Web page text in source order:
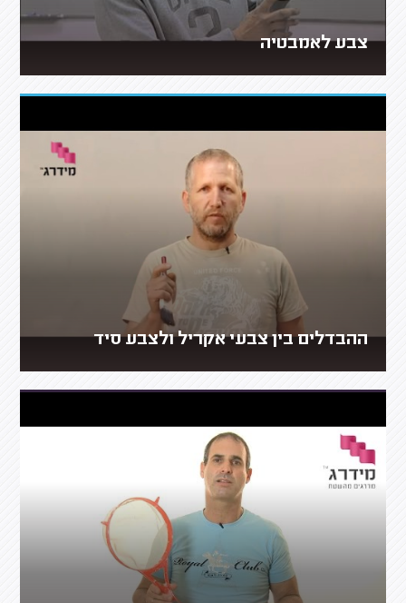
צבע לאמבטיה
ההבדלים בין צבעי אקריל ולצבע סיד